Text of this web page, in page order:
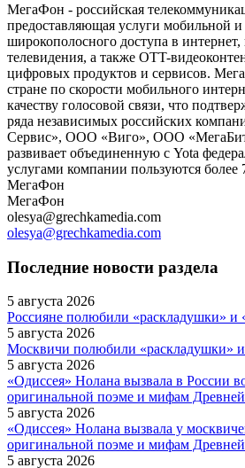
МегаФон - российская
предоставляющая услуги мобильной
широкополосного доступа в
телевидения, а также OTT-
цифровых продуктов и сервисов.
стране по скорости мобильного
качеству голосовой связи, что
ряда независимых российских
Сервис», ООО «Виго», ООО
развивает объединенную с Yota
услугами компании пользуются более
МегаФон
МегаФон
olesya@grechkamedia.com
olesya@grechkamedia.com
Последние новости раздела
5 августа 2026
Россияне полюбили «раскладушки» и
5 августа 2026
Москвичи полюбили «раскладушки»
5 августа 2026
«Одиссея» Нолана вызвала в России
оригинальной поэме и мифам
5 августа 2026
«Одиссея» Нолана вызвала у
оригинальной поэме и мифам
5 августа 2026